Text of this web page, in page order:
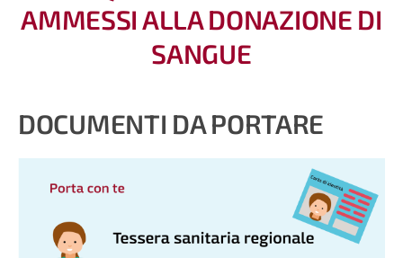
AMMESSI ALLA DONAZIONE DI
SANGUE
DOCUMENTI DA PORTARE